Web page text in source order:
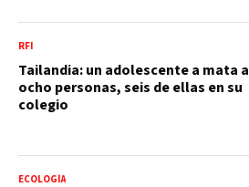
RFI
Tailandia: un adolescente a mata a
ocho personas, seis de ellas en su
colegio
ECOLOGÍA